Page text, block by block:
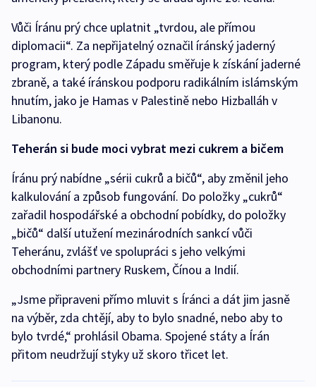
Vůči Íránu prý chce uplatnit „tvrdou, ale přímou
diplomacii“. Za nepřijatelný označil íránský jaderný
program, který podle Západu směřuje k získání jaderné
zbraně, a také íránskou podporu radikálním islámským
hnutím, jako je Hamas v Palestině nebo Hizballáh v
Libanonu.
Teherán si bude moci vybrat mezi cukrem a bičem
Íránu prý nabídne „sérii cukrů a bičů“, aby změnil jeho
kalkulování a způsob fungování. Do položky „cukrů“
zařadil hospodářské a obchodní pobídky, do položky
„bičů“ další utužení mezinárodních sankcí vůči
Teheránu, zvlášť ve spolupráci s jeho velkými
obchodními partnery Ruskem, Čínou a Indií.
„Jsme připraveni přímo mluvit s Íránci a dát jim jasně
na výběr, zda chtějí, aby to bylo snadné, nebo aby to
bylo tvrdé,“ prohlásil Obama. Spojené státy a Írán
přitom neudržují styky už skoro třicet let.